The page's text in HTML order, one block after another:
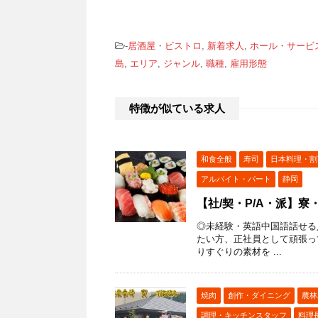
-居酒屋・ビストロ 新着求人
ホール・サービ
島
エリア ジャンル 職種 雇用形態
特徴が似ている求人
和食全般 寿司 日本料理・
アルバイト・パート 静岡
【社/契・P/A・派】寮
◎未経験・英語中国語話せ
たい方、正社員として頑張
りすぐりの素材を ...
焼肉 創作・ダイニング 農
調理・キッチンスタッフ 料理